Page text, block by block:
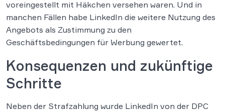
voreingestellt mit Häkchen versehen waren. Und in
manchen Fällen habe LinkedIn die weitere Nutzung des
Angebots als Zustimmung zu den
Geschäftsbedingungen für Werbung gewertet.
Konsequenzen und zukünftige
Schritte
Neben der Strafzahlung wurde LinkedIn von der DPC